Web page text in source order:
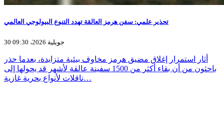
تحذير علمي: سفن هرمز العالقة تهدد التنوع البيولوجي العالمي
30 جويلية 2026، 09:30
أثار استمرار إغلاق مضيق هرمز مخاوف بيئية متزايدة، بعدما حذر
باحثون من أن بقاء أكثر من 1500 سفينة عالقة لأشهر قد يحولها إلى
ناقلات لأنواع بحرية غازية…